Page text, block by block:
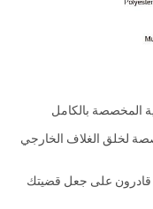
المخصصة بالكامل
لخلق الغلاف الخارجي
ونحن قادرون على جعل قضيتك